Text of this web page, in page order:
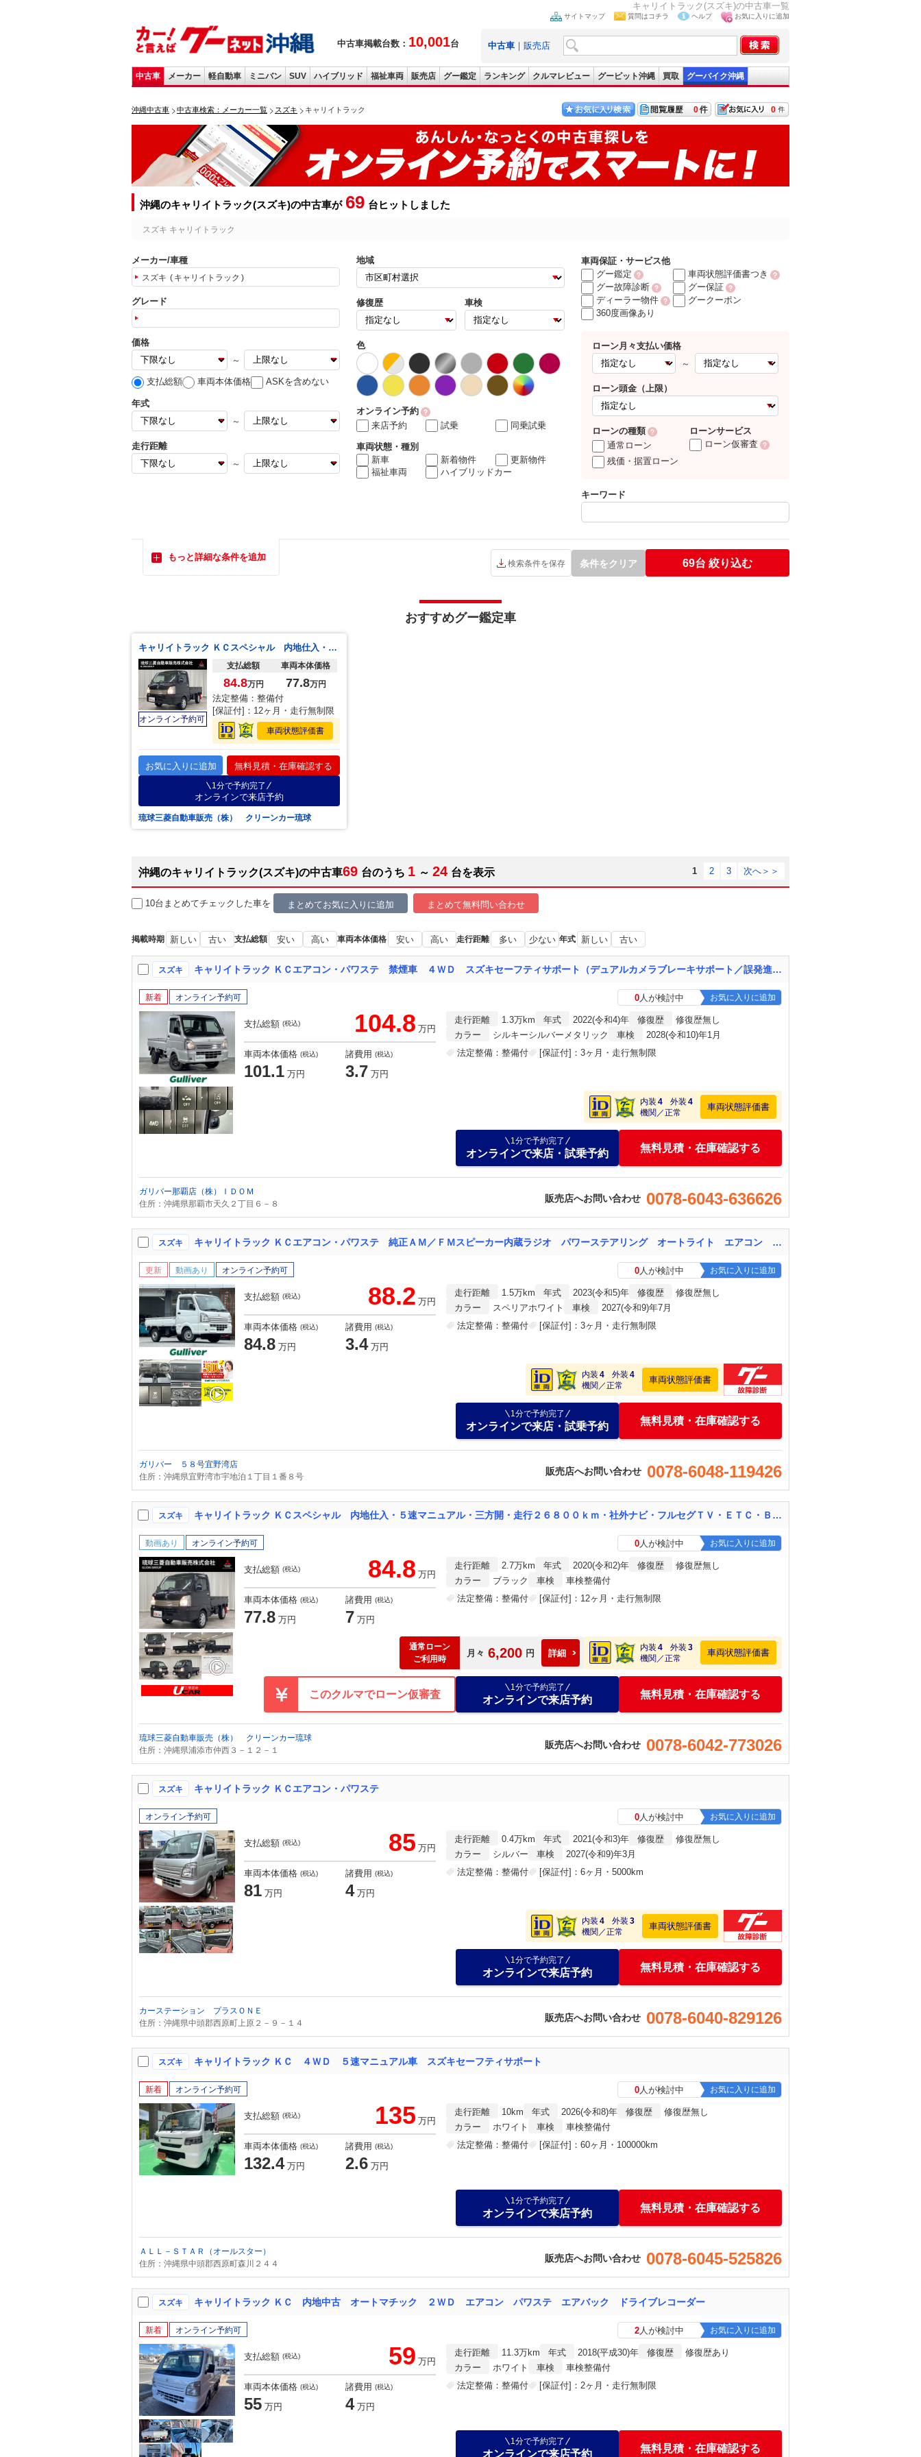
キャリイトラック(スズキ)の中古車一覧
中古車掲載台数： 10,001台
サイトマップ 質問はコチラ ヘルプ お気に入りに追加
中古車 ｜ 販売店
中古車 メーカー 軽自動車 ミニバン SUV ハイブリッド 福祉車両 販売店 グー鑑定 ランキング クルマレビュー グーピット沖縄 買取 グーバイク沖縄
沖縄中古車 中古車検索：メーカー一覧 スズキ キャリイトラック 0
0
沖縄のキャリイトラック(スズキ)の中古車が 69 台ヒットしました
スズキ キャリイトラック
メーカー/車種
スズキ キャリイトラック
グレード
価格
～
支払総額 車両本体価格 ASKを含めない
年式
～
走行距離
～
地域
修復歴 車検
色
オンライン予約
来店予約
試乗 同乗試乗
車両状態・種別
新車
新着物件
更新物件
福祉車両
ハイブリッドカー
車両保証・サービス他
グー鑑定
車両状態評価書つき
グー故障診断
グー保証
ディーラー物件
グークーポン
360度画像あり
ローン月々支払い価格
～
ローン頭金（上限）
ローンの種類
通常ローン
残価・据置ローン
ローンサービス
ローン仮審査
キーワード
もっと詳細な条件を追加
検索条件を保存 条件をクリア 69台 絞り込む
おすすめグー鑑定車
キャリイトラック ＫＣスペシャル 内地仕入・５速マニュアル・三方開・走行２６８００ｋｍ・社外ナビ・フルセグＴＶ・ＥＴＣ・Ｂｌｕｅｔｏｏｔｈ接続・キーレスエントリー・衝突被害軽減システム・車検整備付・三菱認定ＵＣＡＲ
オンライン予約可
支払総額
84.8万円
車両本体価格
77.8万円
法定整備：整備付
[保証付]：12ヶ月・走行無制限
車両状態評価書
お気に入りに追加 無料見積・在庫確認する
1分で予約完了
オンラインで来店予約
琉球三菱自動車販売（株） クリーンカー琉球
沖縄のキャリイトラック(スズキ)の中古車69 台のうち 1 ～ 24 台を表示 1 2 3 次へ＞＞
10台まとめてチェック した車を まとめてお気に入りに追加 まとめて無料問い合わせ
掲載時期 新しい 古い 支払総額 安い 高い 車両本体価格 安い 高い 走行距離 多い 少ない 年式 新しい 古い
スズキ キャリイトラック ＫＣエアコン・パワステ 禁煙車 ４ＷＤ スズキセーフティサポート（デュアルカメラブレーキサポート／誤発進抑制機能／車線逸脱警報機能／ふらつき警報機能／先行者発進お知らせ機能） スペアキー 純正オーディオ（ＡＭ／ＦＭ）
新着 オンライン予約可 0人が検討中 お気に入りに追加
支払総額 (税込) 104.8 万円
車両本体価格 (税込)
101.1 万円
諸費用 (税込)
3.7 万円
走行距離 1.3万km 年式 2022(令和4)年 修復歴
修復歴無し
カラー
シルキーシルバーメタリック 車検
2028(令和10)年1月
法定整備：整備付
[保証付]：3ヶ月・走行無制限
内装 4 外装 4
機関／正常
車両状態評価書
1分で予約完了
オンラインで来店・試乗予約 無料見積・在庫確認する
ガリバー那覇店（株）ＩＤＯＭ
住所：沖縄県那覇市天久２丁目６－８
販売店へお問い合わせ 0078-6043-636626
スズキ キャリイトラック ＫＣエアコン・パワステ 純正ＡＭ／ＦＭスピーカー内蔵ラジオ パワーステアリング オートライト エアコン 純正フロアマット ＡＢＳ 横滑り防止装置 スペアキー ダブルエアバッグ スペアタイヤ サマータイヤ
更新 動画あり オンライン予約可 0人が検討中 お気に入りに追加
支払総額 (税込) 88.2 万円
車両本体価格 (税込)
84.8 万円
諸費用 (税込)
3.4 万円
走行距離 1.5万km 年式 2023(令和5)年 修復歴
修復歴無し
カラー
スペリアホワイト 車検
2027(令和9)年7月
法定整備：整備付
[保証付]：3ヶ月・走行無制限
内装 4 外装 4
機関／正常
車両状態評価書
1分で予約完了
オンラインで来店・試乗予約 無料見積・在庫確認する
ガリバー ５８号宜野湾店
住所：沖縄県宜野湾市宇地泊１丁目１番８号
販売店へお問い合わせ 0078-6048-119426
スズキ キャリイトラック ＫＣスペシャル 内地仕入・５速マニュアル・三方開・走行２６８００ｋｍ・社外ナビ・フルセグＴＶ・ＥＴＣ・Ｂｌｕｅｔｏｏｔｈ接続・キーレスエントリー・衝突被害軽減システム・車検整備付・三菱認定ＵＣＡＲ
動画あり オンライン予約可 0人が検討中 お気に入りに追加
支払総額 (税込) 84.8 万円
車両本体価格 (税込)
77.8 万円
諸費用 (税込)
7 万円
走行距離 2.7万km 年式 2020(令和2)年 修復歴
修復歴無し
カラー
ブラック 車検
車検整備付
法定整備：整備付
[保証付]：12ヶ月・走行無制限
通常ローン
ご利用時
月々 6,200 円 詳細
内装 4 外装 3
機関／正常
車両状態評価書
このクルマでローン仮審査
1分で予約完了
オンラインで来店予約 無料見積・在庫確認する
琉球三菱自動車販売（株） クリーンカー琉球
住所：沖縄県浦添市仲西３－１２－１
販売店へお問い合わせ 0078-6042-773026
スズキ キャリイトラック ＫＣエアコン・パワステ
オンライン予約可 0人が検討中 お気に入りに追加
支払総額 (税込) 85 万円
車両本体価格 (税込)
81 万円
諸費用 (税込)
4 万円
走行距離 0.4万km 年式 2021(令和3)年 修復歴
修復歴無し
カラー
シルバー 車検
2027(令和9)年3月
法定整備：整備付
[保証付]：6ヶ月・5000km
内装 4 外装 3
機関／正常
車両状態評価書
1分で予約完了
オンラインで来店予約 無料見積・在庫確認する
カーステーション プラスＯＮＥ
住所：沖縄県中頭郡西原町上原２－９－１４
販売店へお問い合わせ 0078-6040-829126
スズキ キャリイトラック ＫＣ ４ＷＤ ５速マニュアル車 スズキセーフティサポート
新着 オンライン予約可 0人が検討中 お気に入りに追加
支払総額 (税込) 135 万円
車両本体価格 (税込)
132.4 万円
諸費用 (税込)
2.6 万円
走行距離 10km 年式 2026(令和8)年 修復歴
修復歴無し
カラー
ホワイト 車検
車検整備付
法定整備：整備付
[保証付]：60ヶ月・100000km
1分で予約完了
オンラインで来店予約 無料見積・在庫確認する
ＡＬＬ－ＳＴＡＲ（オールスター）
住所：沖縄県中頭郡西原町森川２４４
販売店へお問い合わせ 0078-6045-525826
スズキ キャリイトラック ＫＣ 内地中古 オートマチック ２ＷＤ エアコン パワステ エアバック ドライブレコーダー
新着 オンライン予約可 2人が検討中 お気に入りに追加
支払総額 (税込) 59 万円
車両本体価格 (税込)
55 万円
諸費用 (税込)
4 万円
走行距離 11.3万km 年式 2018(平成30)年 修復歴
修復歴あり
カラー
ホワイト 車検
車検整備付
法定整備：整備付
[保証付]：2ヶ月・走行無制限
1分で予約完了
オンラインで来店予約 無料見積・在庫確認する